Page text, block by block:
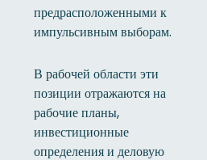
предрасположенными к
импульсивным выборам.
В рабочей области эти
позиции отражаются на
рабочие планы,
инвестиционные
определения и деловую